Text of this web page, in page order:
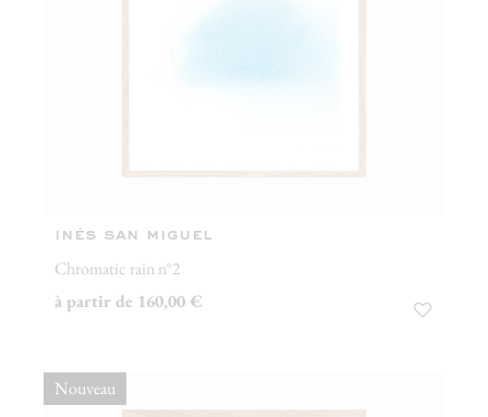
inés san miguel
Chromatic rain n°2
à partir de 160,00 €
Nouveau